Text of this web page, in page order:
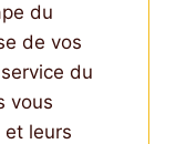
du
de vos
du
vous
leurs